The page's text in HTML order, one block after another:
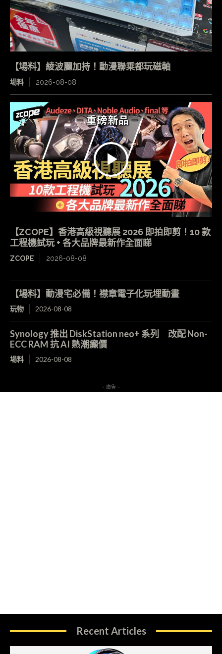
【場料】綾波麗加持！動漫聯乘都玩磁軸
場料 2026-08-08
【ZCOPE】香港高級視聽展 2026 即拍即剪！10 款
工程機試玩 + 各大品牌最新作全面睇
ZCOPE 2026-08-08
【場料】動漫宅必備！襟章電子化玩埋動畫
玩物 2026-08-08
Synology 推出 DiskStation neo+ 系列 改配 Non-
ECC RAM 抗 AI 熱潮癲價
場料 2026-08-08
- 廣告 -
Recent Articles